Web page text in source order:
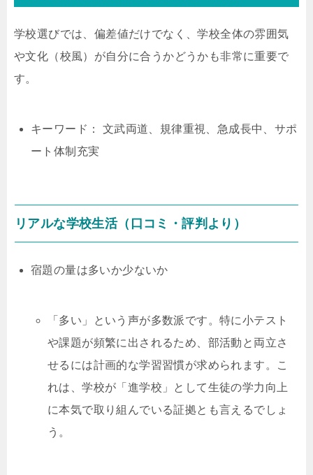
学校選びでは、偏差値だけでなく、学校全体の雰囲気
や文化（校風）が自分に合うかどうかも非常に重要で
す。
キーワード： 文武両道、規律重視、急成長中、サポ
ート体制充実
リアルな学校生活（口コミ・評判より）
宿題の量は多いか少ないか
「多い」という声が多数派です。特に小テスト
や課題が頻繁に出されるため、部活動と両立さ
せるには計画的な学習習慣が求められます。こ
れは、学校が「進学校」として生徒の学力向上
に本気で取り組んでいる証拠とも言えるでしょ
う。